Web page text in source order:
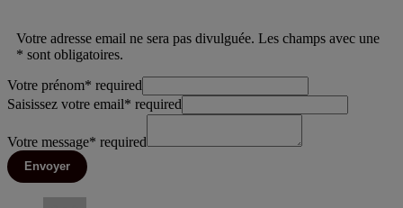
Votre adresse email ne sera pas divulguée. Les champs avec une
* sont obligatoires.
Votre prénom* required
Saisissez votre email* required
Votre message* required
Envoyer